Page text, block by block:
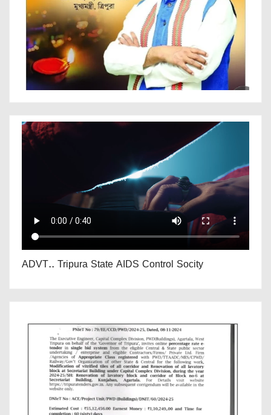
ADVT.. Tripura State AIDS Control Socity